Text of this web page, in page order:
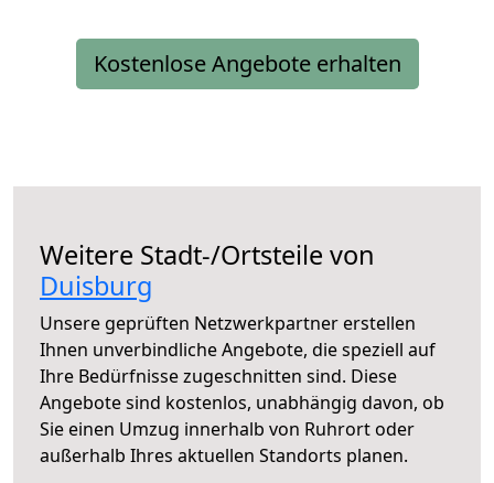
Kostenlose Angebote erhalten
Weitere Stadt-/Ortsteile von
Duisburg
Unsere geprüften Netzwerkpartner erstellen
Ihnen unverbindliche Angebote, die speziell auf
Ihre Bedürfnisse zugeschnitten sind. Diese
Angebote sind kostenlos, unabhängig davon, ob
Sie einen Umzug innerhalb von Ruhrort oder
außerhalb Ihres aktuellen Standorts planen.